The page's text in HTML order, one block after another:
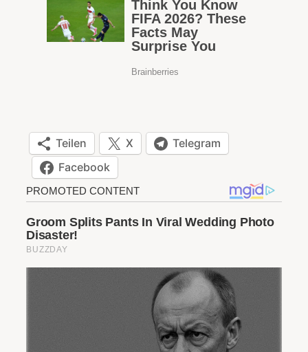
Teilen X
Telegram
Facebook